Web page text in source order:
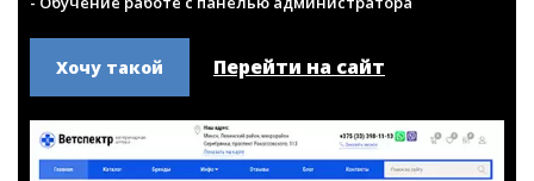
- Интернет-магазин на готовом решении E-Shop
- Тематический дизайн
- Наполнение сайта
- Обучение работе с панелью администратора
Хочу такой Перейти на сайт